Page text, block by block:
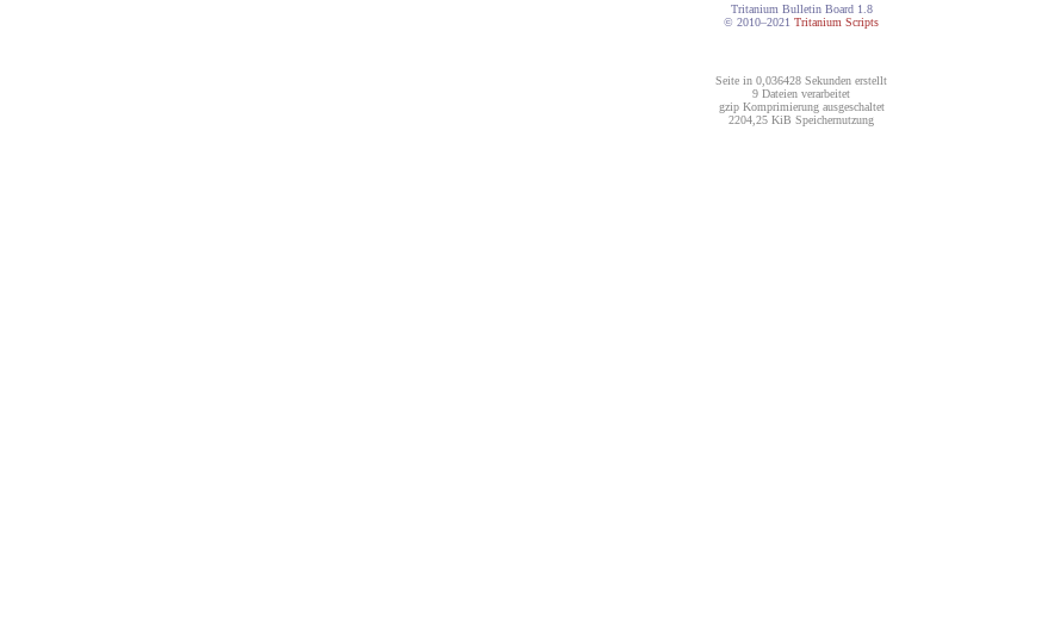
Tritanium Bulletin Board 1.8
© 2010–2021 Tritanium Scripts
Seite in 0,036428 Sekunden erstellt
9 Dateien verarbeitet
gzip Komprimierung ausgeschaltet
2204,25 KiB Speichernutzung